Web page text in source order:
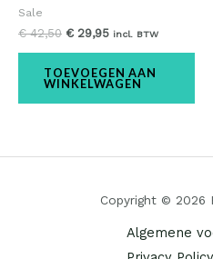
Sale
€42,50 €29,95 incl. BTW
TOEVOEGEN AAN
WINKELWAGEN
Copyright © 2026
Algemene